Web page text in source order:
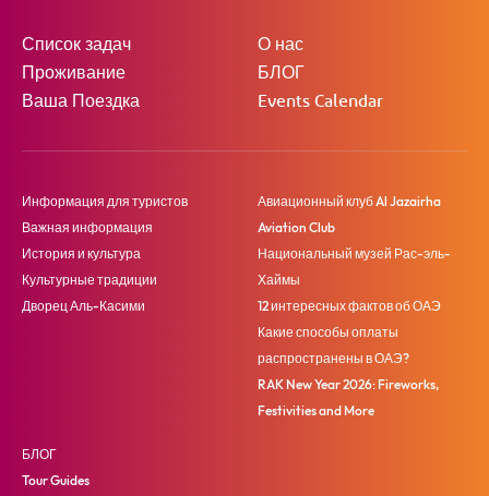
Список задач
Проживание
Ваша Поездка
О нас
БЛОГ
Events Calendar
Информация для туристов
Важная информация
История и культура
Культурные традиции
Дворец Аль-Касими
Авиационный клуб Al Jazairha
Aviation Club
Национальный музей Рас-эль-
Хаймы
12 интересных фактов об ОАЭ
Какие способы оплаты
распространены в ОАЭ?
RAK New Year 2026: Fireworks,
Festivities and More
БЛОГ
Tour Guides